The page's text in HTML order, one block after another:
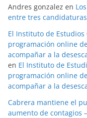
Andres gonzalez en
entre tres
El Instituto de
programación online
acompañar a la
en El Instituto de
programación online
acompañar a la
Cabrera mantiene el
aumento de contagios